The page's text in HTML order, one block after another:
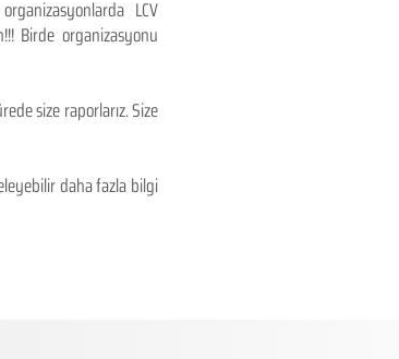
LCV
Birde organizasyonu
size raporlarız. Size
daha fazla bilgi